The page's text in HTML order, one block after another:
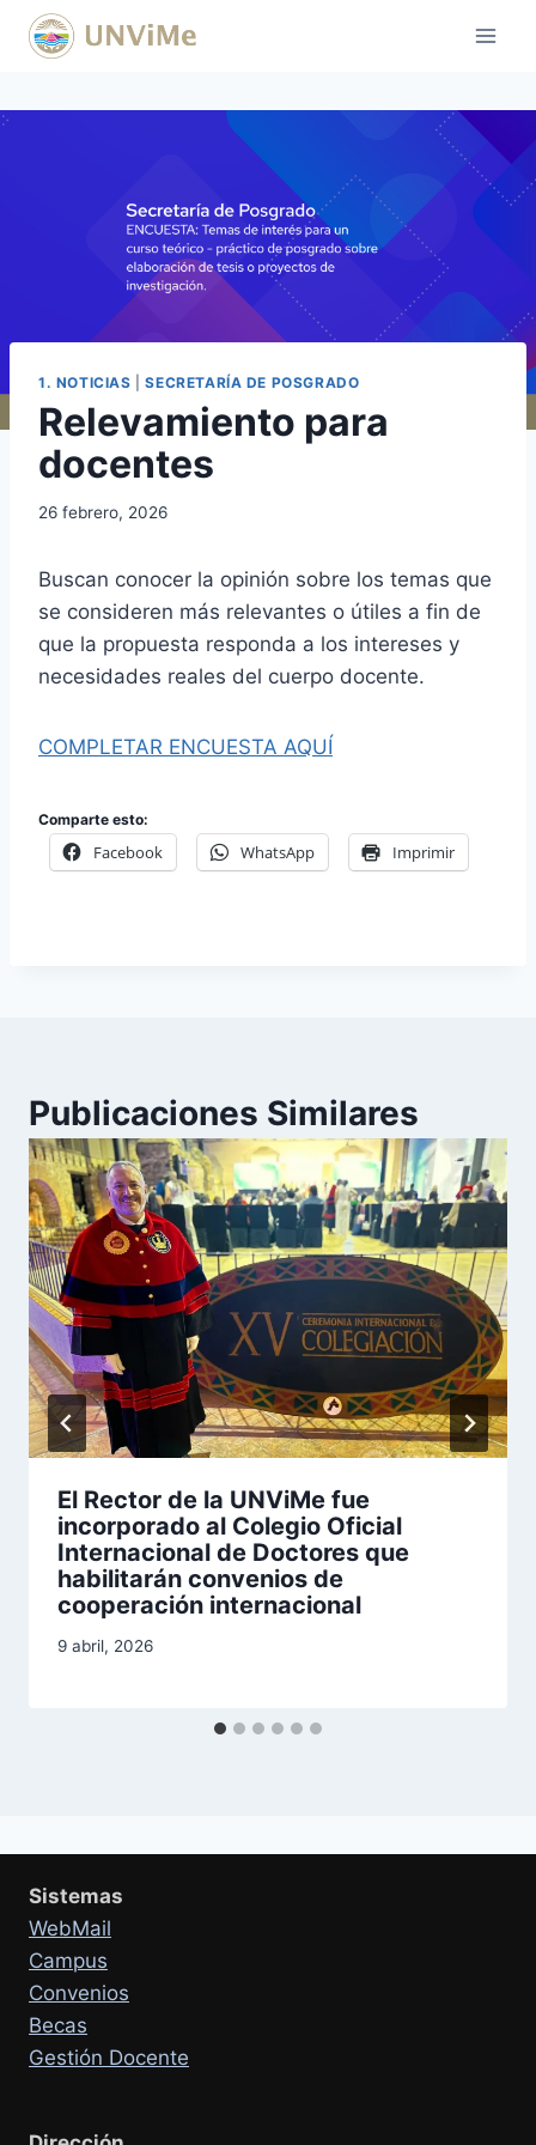
Saltar
1. NOTICIAS |SECRETARÍA DE POSGRADO
Relevamiento para
docentes
26 febrero, 2026
Buscan conocer la opinión sobre los temas que
se consideren más relevantes o útiles a fin de
que la propuesta responda a los intereses y
necesidades reales del cuerpo docente.
COMPLETAR ENCUESTA AQUÍ
Comparte esto:
Facebook WhatsApp Imprimir
Publicaciones Similares
El Rector de la UNViMe fue
incorporado al Colegio Oficial
Internacional de Doctores que
habilitarán convenios de
cooperación internacional
9 abril, 2026
Sistemas
WebMail
Campus
Convenios
Becas
Gestión Docente